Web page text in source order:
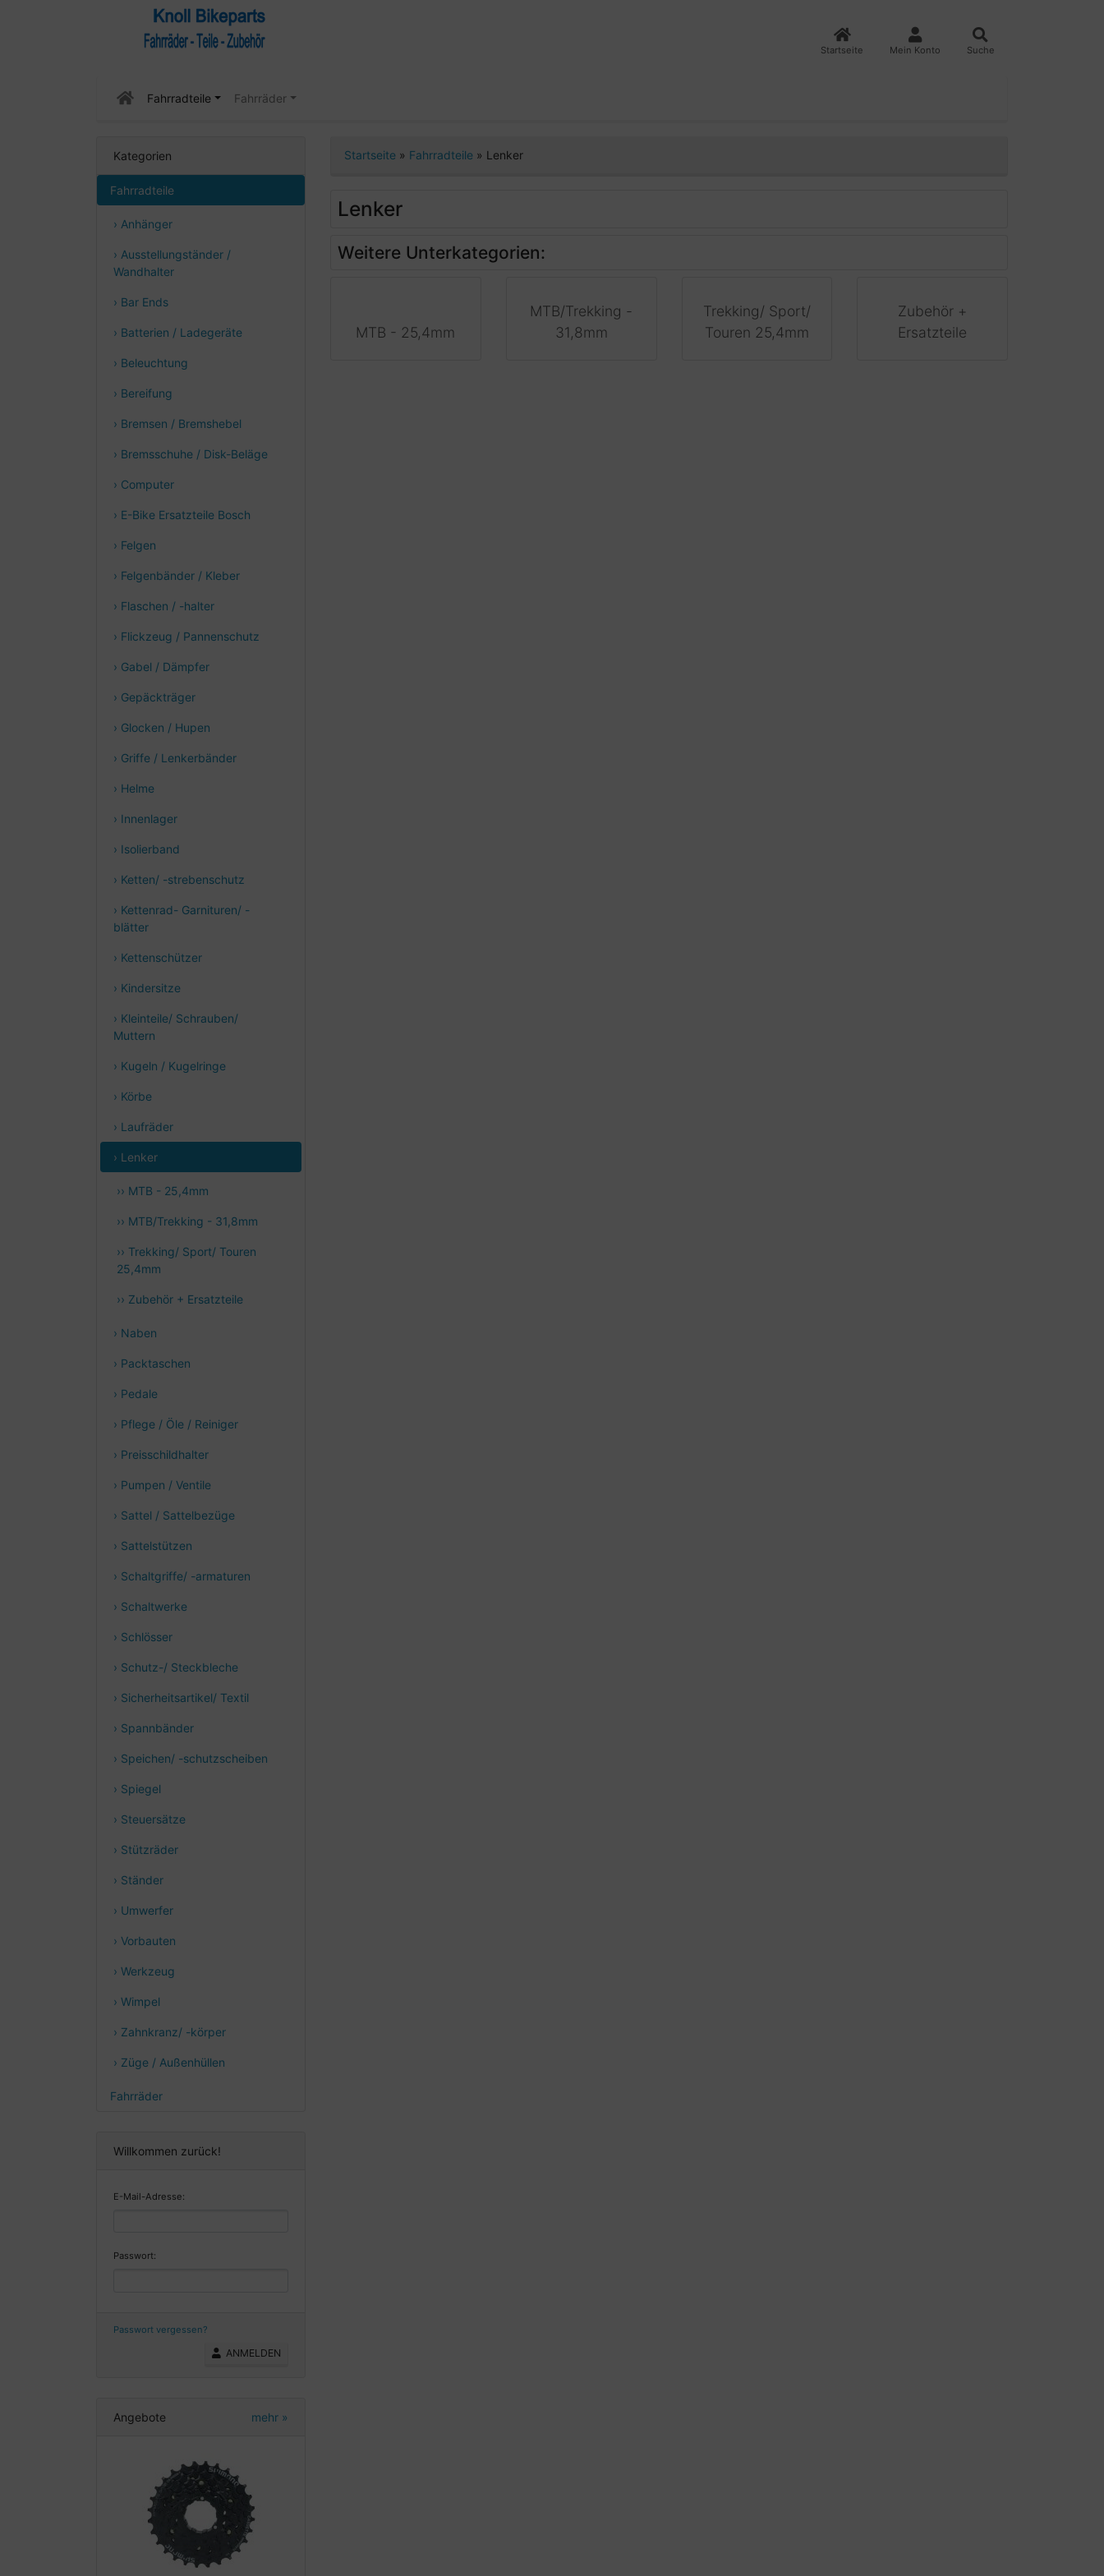
Startseite Mein Konto Suche
Fahrradteile Fahrräder
Kategorien
Fahrradteile
› Anhänger
› Ausstellungständer /
Wandhalter
› Bar Ends
› Batterien / Ladegeräte
› Beleuchtung
› Bereifung
› Bremsen / Bremshebel
› Bremsschuhe / Disk-Beläge
› Computer
› E-Bike Ersatzteile Bosch
› Felgen
› Felgenbänder / Kleber
› Flaschen / -halter
› Flickzeug / Pannenschutz
› Gabel / Dämpfer
› Gepäckträger
› Glocken / Hupen
› Griffe / Lenkerbänder
› Helme
› Innenlager
› Isolierband
› Ketten/ -strebenschutz
› Kettenrad- Garnituren/ -
blätter
› Kettenschützer
› Kindersitze
› Kleinteile/ Schrauben/
Muttern
› Kugeln / Kugelringe
› Körbe
› Laufräder
› Lenker
›› MTB - 25,4mm
›› MTB/Trekking - 31,8mm
›› Trekking/ Sport/ Touren
25,4mm
›› Zubehör + Ersatzteile
› Naben
› Packtaschen
› Pedale
› Pflege / Öle / Reiniger
› Preisschildhalter
› Pumpen / Ventile
› Sattel / Sattelbezüge
› Sattelstützen
› Schaltgriffe/ -armaturen
› Schaltwerke
› Schlösser
› Schutz-/ Steckbleche
› Sicherheitsartikel/ Textil
› Spannbänder
› Speichen/ -schutzscheiben
› Spiegel
› Steuersätze
› Stützräder
› Ständer
› Umwerfer
› Vorbauten
› Werkzeug
› Wimpel
› Zahnkranz/ -körper
› Züge / Außenhüllen
Fahrräder
Willkommen zurück!
E-Mail-Adresse:
Passwort:
Passwort vergessen?
ANMELDEN
Angebote mehr »
Startseite » Fahrradteile » Lenker
Lenker
Weitere Unterkategorien:
MTB - 25,4mm
MTB/Trekking -
31,8mm
Trekking/ Sport/
Touren 25,4mm
Zubehör +
Ersatzteile